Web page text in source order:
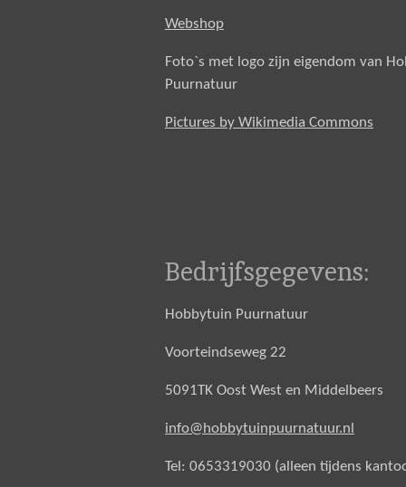
Webshop
Foto`s met logo zijn eigendom van
Puurnatuur
Pictures by Wikimedia Commons
Bedrijfsgegevens:
Hobbytuin Puurnatuur
Voorteindseweg 22
5091TK Oost West en Middelbeers
info@hobbytuinpuurnatuur.nl
Tel: 0653319030 (alleen tijdens